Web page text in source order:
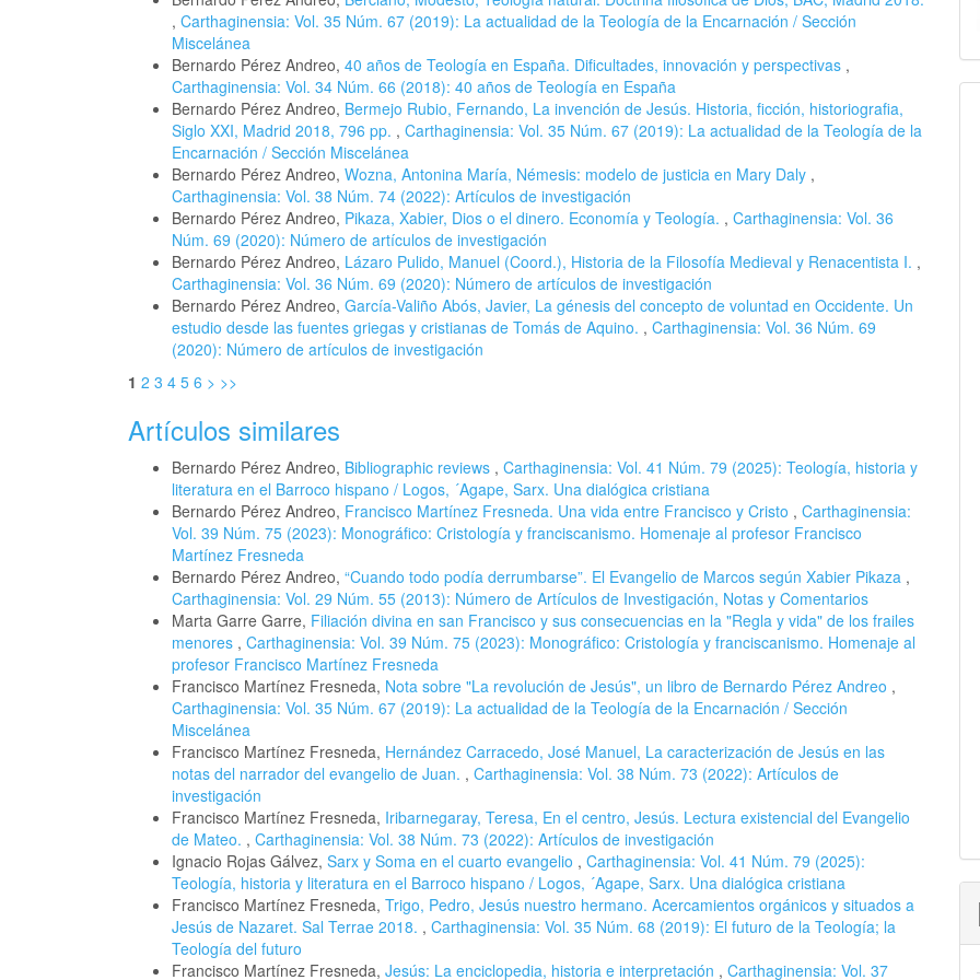
, Carthaginensia: Vol. 35 Núm. 67 (2019): La actualidad de la Teología de la Encarnación / Sección
Miscelánea
Bernardo Pérez Andreo, 40 años de Teología en España. Dificultades, innovación y perspectivas ,
Carthaginensia: Vol. 34 Núm. 66 (2018): 40 años de Teología en España
Bernardo Pérez Andreo, Bermejo Rubio, Fernando, La invención de Jesús. Historia, ficción, historiografia,
Siglo XXI, Madrid 2018, 796 pp. , Carthaginensia: Vol. 35 Núm. 67 (2019): La actualidad de la Teología de la
Encarnación / Sección Miscelánea
Bernardo Pérez Andreo, Wozna, Antonina María, Némesis: modelo de justicia en Mary Daly ,
Carthaginensia: Vol. 38 Núm. 74 (2022): Artículos de investigación
Bernardo Pérez Andreo, Pikaza, Xabier, Dios o el dinero. Economía y Teología. , Carthaginensia: Vol. 36
Núm. 69 (2020): Número de artículos de investigación
Bernardo Pérez Andreo, Lázaro Pulido, Manuel (Coord.), Historia de la Filosofía Medieval y Renacentista I. ,
Carthaginensia: Vol. 36 Núm. 69 (2020): Número de artículos de investigación
Bernardo Pérez Andreo, García-Valiño Abós, Javier, La génesis del concepto de voluntad en Occidente. Un
estudio desde las fuentes griegas y cristianas de Tomás de Aquino. , Carthaginensia: Vol. 36 Núm. 69
(2020): Número de artículos de investigación
1 2 3 4 5 6 > >>
Artículos similares
Bernardo Pérez Andreo, Bibliographic reviews , Carthaginensia: Vol. 41 Núm. 79 (2025): Teología, historia y
literatura en el Barroco hispano / Logos, ´Agape, Sarx. Una dialógica cristiana
Bernardo Pérez Andreo, Francisco Martínez Fresneda. Una vida entre Francisco y Cristo , Carthaginensia:
Vol. 39 Núm. 75 (2023): Monográfico: Cristología y franciscanismo. Homenaje al profesor Francisco
Martínez Fresneda
Bernardo Pérez Andreo, “Cuando todo podía derrumbarse”. El Evangelio de Marcos según Xabier Pikaza ,
Carthaginensia: Vol. 29 Núm. 55 (2013): Número de Artículos de Investigación, Notas y Comentarios
Marta Garre Garre, Filiación divina en san Francisco y sus consecuencias en la "Regla y vida" de los frailes
menores , Carthaginensia: Vol. 39 Núm. 75 (2023): Monográfico: Cristología y franciscanismo. Homenaje al
profesor Francisco Martínez Fresneda
Francisco Martínez Fresneda, Nota sobre "La revolución de Jesús", un libro de Bernardo Pérez Andreo ,
Carthaginensia: Vol. 35 Núm. 67 (2019): La actualidad de la Teología de la Encarnación / Sección
Miscelánea
Francisco Martínez Fresneda, Hernández Carracedo, José Manuel, La caracterización de Jesús en las
notas del narrador del evangelio de Juan. , Carthaginensia: Vol. 38 Núm. 73 (2022): Artículos de
investigación
Francisco Martínez Fresneda, Iribarnegaray, Teresa, En el centro, Jesús. Lectura existencial del Evangelio
de Mateo. , Carthaginensia: Vol. 38 Núm. 73 (2022): Artículos de investigación
Ignacio Rojas Gálvez, Sarx y Soma en el cuarto evangelio , Carthaginensia: Vol. 41 Núm. 79 (2025):
Teología, historia y literatura en el Barroco hispano / Logos, ´Agape, Sarx. Una dialógica cristiana
Francisco Martínez Fresneda, Trigo, Pedro, Jesús nuestro hermano. Acercamientos orgánicos y situados a
Jesús de Nazaret. Sal Terrae 2018. , Carthaginensia: Vol. 35 Núm. 68 (2019): El futuro de la Teología; la
Teología del futuro
Francisco Martínez Fresneda, Jesús: La enciclopedia, historia e interpretación , Carthaginensia: Vol. 37